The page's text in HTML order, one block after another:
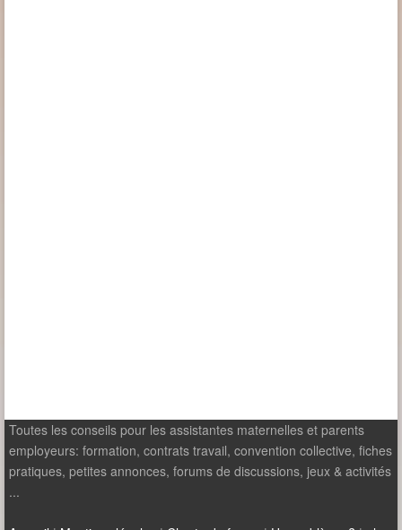
Toutes les conseils pour les assistantes maternelles et parents
employeurs: formation, contrats travail, convention collective, fiches
pratiques, petites annonces, forums de discussions, jeux & activités
...